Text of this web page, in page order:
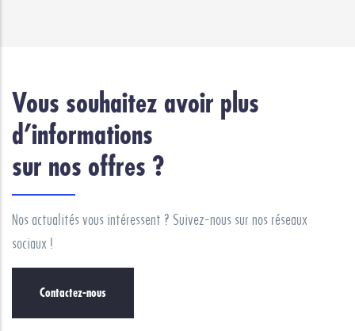
Vous souhaitez avoir plus
d’informations
sur nos offres ?
Nos actualités vous intéressent ? Suivez-nous sur nos réseaux
sociaux !
Contactez-nous